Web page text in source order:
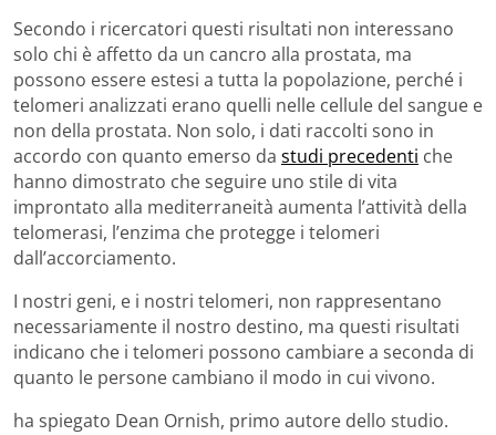
Secondo i ricercatori questi risultati non interessano
solo chi è affetto da un cancro alla prostata, ma
possono essere estesi a tutta la popolazione, perché i
telomeri analizzati erano quelli nelle cellule del sangue e
non della prostata. Non solo, i dati raccolti sono in
accordo con quanto emerso da studi precedenti che
hanno dimostrato che seguire uno stile di vita
improntato alla mediterraneità aumenta l’attività della
telomerasi, l’enzima che protegge i telomeri
dall’accorciamento.
I nostri geni, e i nostri telomeri, non rappresentano
necessariamente il nostro destino, ma questi risultati
indicano che i telomeri possono cambiare a seconda di
quanto le persone cambiano il modo in cui vivono.
ha spiegato Dean Ornish, primo autore dello studio.